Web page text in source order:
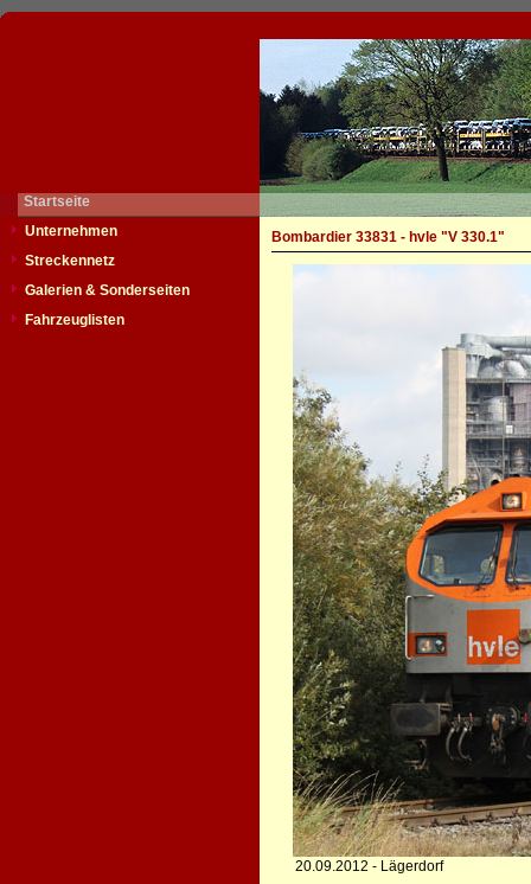
Startseite
Unternehmen
Streckennetz
Galerien & Sonderseiten
Fahrzeuglisten
Bombardier 33831 - hvle "V 330.1"
20.09.2012 - Lägerdorf